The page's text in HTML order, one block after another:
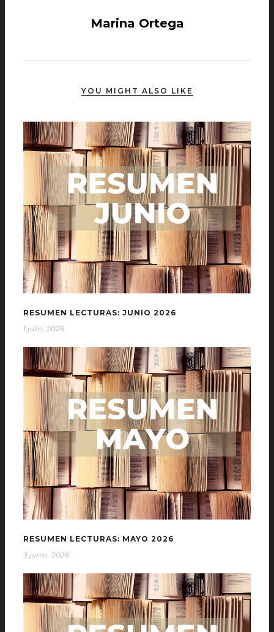
Marina Ortega
YOU MIGHT ALSO LIKE
RESUMEN LECTURAS: JUNIO 2026
1 julio, 2026
RESUMEN LECTURAS: MAYO 2026
3 junio, 2026